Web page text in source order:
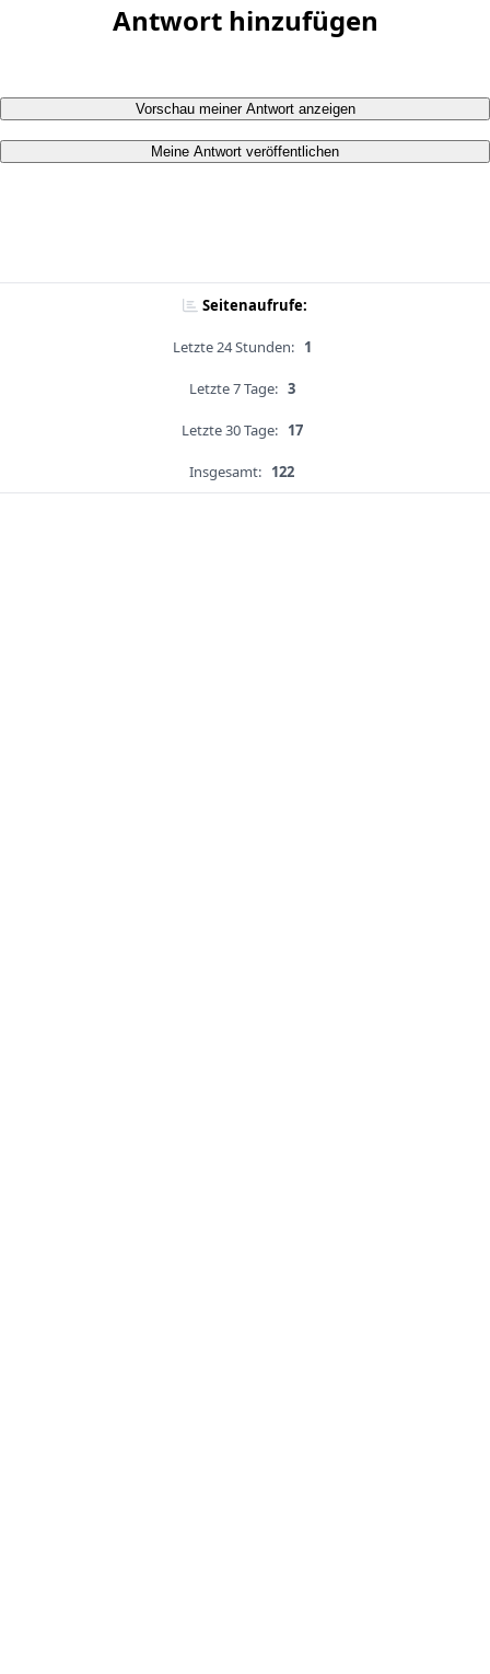
Antwort hinzufügen
Vorschau meiner Antwort anzeigen
Meine Antwort veröffentlichen
Seitenaufrufe:
Letzte 24 Stunden: 1
Letzte 7 Tage: 3
Letzte 30 Tage: 17
Insgesamt: 122